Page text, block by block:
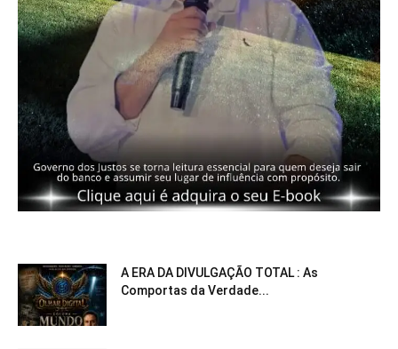
A ERA DA DIVULGAÇÃO TOTAL : As
Comportas da Verdade...